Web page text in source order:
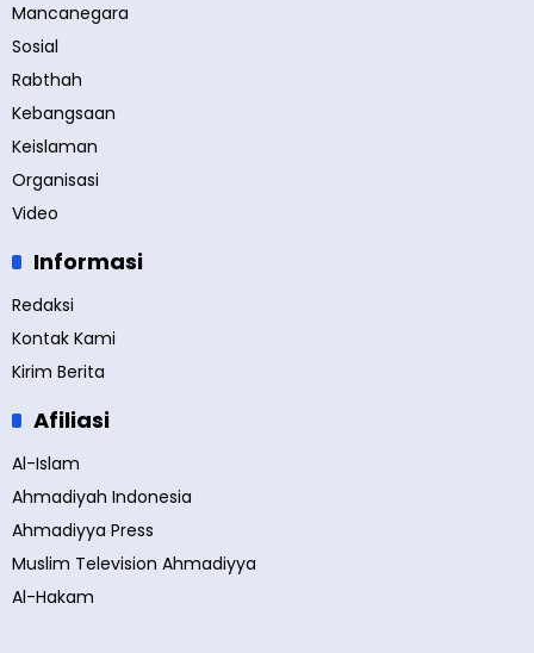
Mancanegara
Sosial
Rabthah
Kebangsaan
Keislaman
Organisasi
Video
Informasi
Redaksi
Kontak Kami
Kirim Berita
Afiliasi
Al-Islam
Ahmadiyah Indonesia
Ahmadiyya Press
Muslim Television Ahmadiyya
Al-Hakam